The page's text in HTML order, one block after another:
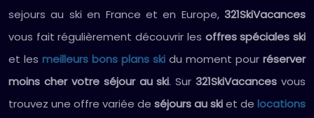
sejours au ski en France et en Europe, 321SkiVacances
vous fait régulièrement découvrir les offres spéciales ski
et les meilleurs bons plans ski du moment pour réserver
moins cher votre séjour au ski. Sur321SkiVacances vous
trouvez une offre variée de séjours au skiet de locations